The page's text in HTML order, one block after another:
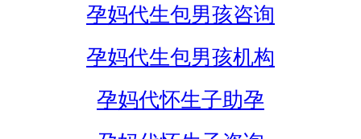
孕妈代生包男孩咨询
孕妈代生包男孩机构
孕妈代怀生子助孕